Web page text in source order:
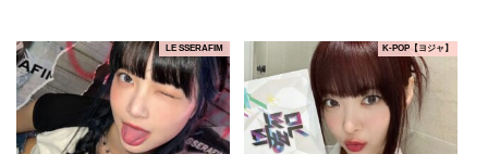
LE SSERAFIM K-POP【ヨジャ】